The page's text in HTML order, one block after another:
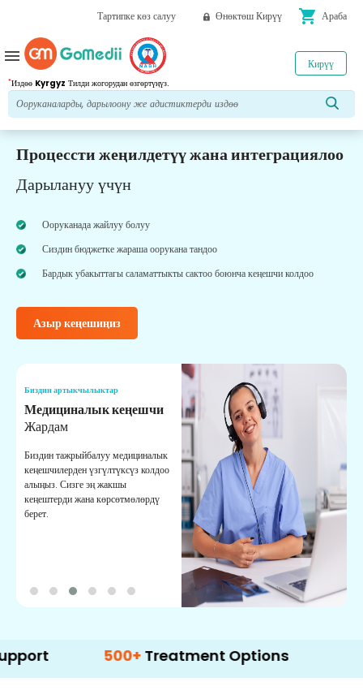
Тартипке көз салуу Өнөктөш Кирүү shopping_cart Араба
*Издөө Kyrgyz Тилди жогорудан өзгөртүңүз.
Кирүү
menu
Процессти жеңилдетүү жана интеграциялоо
Дарылануу үчүн
Ооруканада жайлуу болуу
Сиздин бюджетке жараша оорукана тандоо
Бардык убакыттагы саламаттыкты сактоо боюнча кеңешчи колдоо
Азыр кеңешиңиз
Биздин артыкчылыктар
Медициналык кеңешчи
Жардам
Биздин тажрыйбалуу медициналык
кеңешчилерден үзгүлтүксүз колдоо
алыңыз. Сизге эң жакшы
кеңештерди жана көрсөтмөлөрдү
берет.
500+ Treatment Options